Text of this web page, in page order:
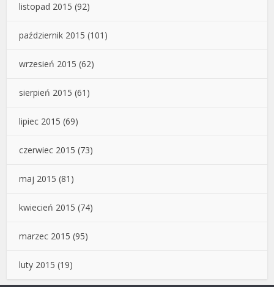
listopad 2015 (92)
październik 2015 (101)
wrzesień 2015 (62)
sierpień 2015 (61)
lipiec 2015 (69)
czerwiec 2015 (73)
maj 2015 (81)
kwiecień 2015 (74)
marzec 2015 (95)
luty 2015 (19)